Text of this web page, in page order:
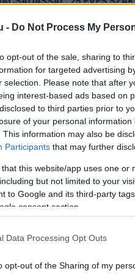
- Do Not Process My
opt-out of the sale, sharing to
for targeted advertising
selection. Please note that after
interest-based ads based on
to third parties prior to
of your personal
This information may also be
Participants that may further
that this website/app uses one
but not limited to your
to Google and its third-party
consent section.
Data Processing Opt Outs
opt-out of the Sharing of my
középső régióiban, a
tektonikus
rengés komoly
Csendes-óceáni
mozgásban
felszabadulása